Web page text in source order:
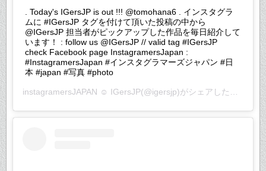
. Today's IGersJP is out !!! @tomohana6 . インスタグラ
ムに #IGersJP タグを付けて頂いた投稿の中から
@IGersJP 担当者がピックアップした作品を毎日紹介して
います！ : follow us @IGersJP // valid tag #IGersJP
check Facebook page InstagramersJapan :
#InstagramersJapan #インスタグラマーズジャパン #日
本 #japan #写真 #photo
instagramersJAPAN ☺︎ IGersJP(@igersjp)がシェアした投稿 –